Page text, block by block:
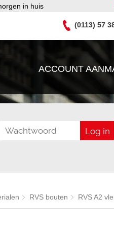
in huis
(0113) 57
ACCOUNT
RVS bouten RVS A2